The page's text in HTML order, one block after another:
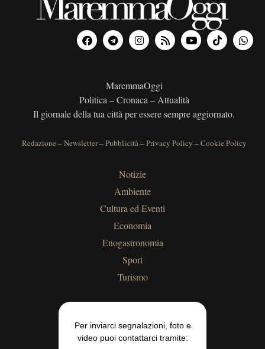
MaremmaOggi
Politica – Cronaca – Attualità
Il giornale della tua città per essere sempre aggiornato.
Redazione –Newsletter–Pubblicità–Privacy Policy –Cookie Policy
Notizie
Ambiente
Cultura ed Eventi
Economia
Enogastronomia
Sport
Turismo
Per inviarci segnalazioni, foto e
video puoi contattarci tramite: